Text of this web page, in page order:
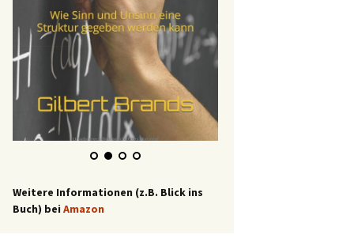
Weitere Informationen (z.B. Blick ins
Buch) bei Amazon